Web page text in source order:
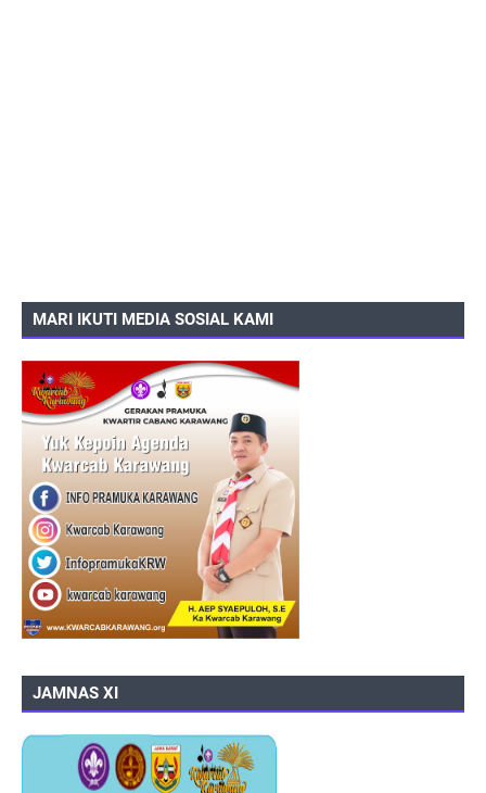
MARI IKUTI MEDIA SOSIAL KAMI
JAMNAS XI